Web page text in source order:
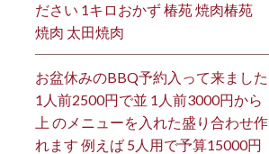
ださい 1キロおかず 椿苑 焼肉椿苑
焼肉 太田焼肉
お盆休みのBBQ予約入って来ました
1人前2500円で並 1人前3000円から
上 のメニューを入れた盛り合わせ作
れます 例えば 5人用で予算15000円